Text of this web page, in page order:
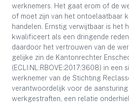
werknemers. Het gaat erom of de
of moet zijn van het ontoelaatbaar
handelen. Ernstig verwijtbaar is het
kwalificeert als een dringende
daardoor het vertrouwen van de
gelijke zin de Kantonrechter
(ECLI:NL:RBOVE:2017:3608) in een
werknemer van de Stichting
verantwoordelijk voor de
werkgestraften, een relatie